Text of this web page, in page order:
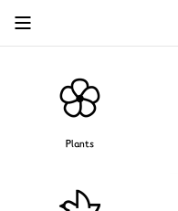
Plants